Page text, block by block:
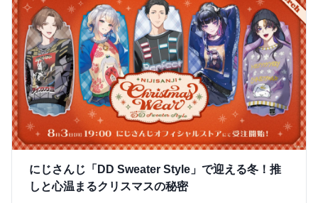
にじさんじ「DD Sweater Style」で迎える冬！推
しと心温まるクリスマスの秘密